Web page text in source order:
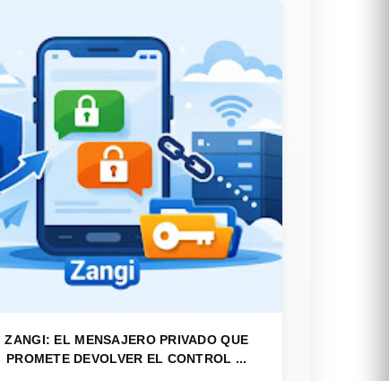
ZANGI: EL MENSAJERO PRIVADO QUE
PROMETE DEVOLVER EL CONTROL ...